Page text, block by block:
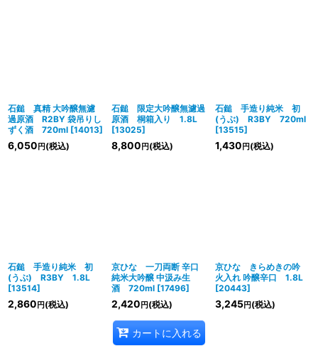
石鎚 真精 大吟醸無濾
過原酒 R2BY 袋吊りし
ずく酒 720ml [14013]
6,050 円 (税込)
石鎚 限定大吟醸無濾過
原酒 桐箱入り 1.8L
[13025]
8,800 円(税込)
石鎚 手造り純米 初
(うぶ) R3BY 720ml
[13515]
1,430 円(税込)
石鎚 手造り純米 初
(うぶ) R3BY 1.8L
[13514]
2,860 円 (税込)
京ひな 一刀両断 辛口
純米大吟醸 中汲み生
酒 720ml [17496]
2,420 円(税込)
カートに入れる
京ひな きらめきの吟
火入れ 吟醸辛口 1.8L
[20443]
3,245円(税込)